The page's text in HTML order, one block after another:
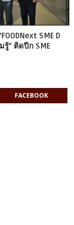
SME D
” ติดปีก SME
FACEBOOK